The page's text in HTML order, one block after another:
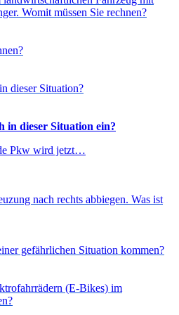
Womit müssen Sie rechnen?
dieser Situation?
in dieser Situation ein?
Pkw wird jetzt…
nach rechts abbiegen. Was ist
gefährlichen Situation kommen?
(E-Bikes) im